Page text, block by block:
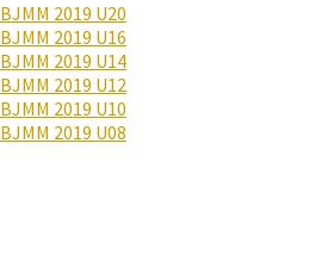
BJMM 2019 U20
BJMM 2019 U16
BJMM 2019 U14
BJMM 2019 U12
BJMM 2019 U10
BJMM 2019 U08